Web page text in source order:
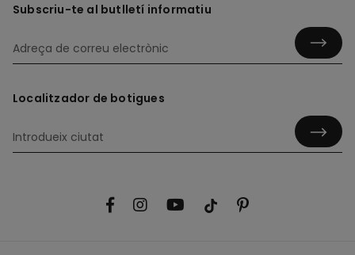
Subscriu-te al butlletí informatiu
Localitzador de botigues